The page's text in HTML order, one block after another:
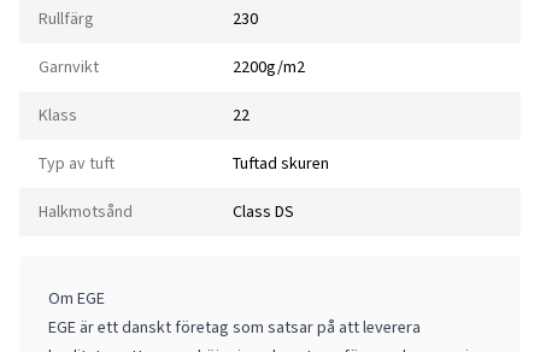
Rullfärg 230
Garnvikt 2200g/m2
Klass 22
Typ av tuft Tuftad skuren
Halkmotsånd Class DS
Om EGE
EGE är ett danskt företag som satsar på att leverera